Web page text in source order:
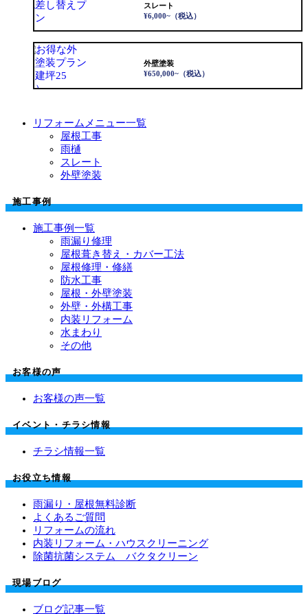
スレート
¥6,000~ （税込）
外壁塗装
¥650,000~ （税込）
リフォームメニュー一覧
屋根工事
雨樋
スレート
外壁塗装
施工事例
施工事例一覧
雨漏り修理
屋根葺き替え・カバー工法
屋根修理・修繕
防水工事
屋根・外壁塗装
外壁・外構工事
内装リフォーム
水まわり
その他
お客様の声
お客様の声一覧
イベント・チラシ情報
チラシ情報一覧
お役立ち情報
雨漏り・屋根無料診断
よくあるご質問
リフォームの流れ
内装リフォーム・ハウスクリーニング
除菌抗菌システム バクタクリーン
現場ブログ
ブログ記事一覧